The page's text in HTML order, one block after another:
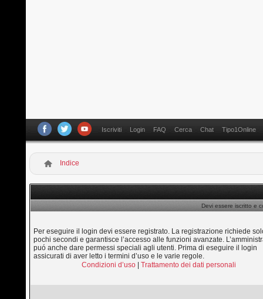
Iscriviti Login FAQ Cerca Chat Tipo1Online
Indice
Devi essere iscritto e
Per eseguire il login devi essere registrato. La registrazione richiede
pochi secondi e garantisce l’accesso alle funzioni avanzate.
puó anche dare permessi speciali agli utenti. Prima di eseguire il login
assicurati di aver letto i termini d’uso e le varie regole.
Condizioni d’uso |Trattamento dei dati personali